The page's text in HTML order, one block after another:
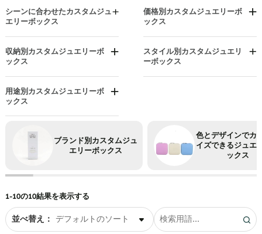
イヤリングホルダージュエリー
ボックス
ライトボックス
時計収納ジュエリーボックス
防水ジュエリーボックス
ファブリック
本革ジュエリーボックス
人形
シーンに合わせたカスタムジュ
エリーボックス
記念日ジュエリーボックス
クリスマス
イースター
卒業祝いのジュエリーボックス
ハロウィン
価格別カスタムジュエリーボ
ックス
手頃な価格のジュエリーボック
投資グレードのジュエリーボッ
収納別カスタムジュエリーボ
ックス
仕切り付きジュエリーボックス
ディスプレイスタンド ジュエリ
ーボックス
引き出し付きジュエリーボック
吊り下げ式ジュエリーボックス
回転するジュエリーボックス
スタイル別カスタムジュエリ
ーボックス
ワンピースボックス
ライトボックス
ノベルティ
用途別カスタムジュエリーボ
ックス
アンクレットボックス
ブレスレットボックス/バングル
ボックス
メンズ向けカスタムジュエリー
眼鏡類
ネックレスボックス
ペンダントボックス
ブランド別カスタムジュ
エリーボックス
色とデザインでカ
イズできるジュエ
ックス
1-10の10結果を表示する
並べ替え：